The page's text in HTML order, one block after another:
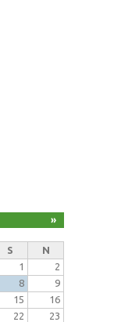
»
S
N
1
2
8
9
15
16
22
23